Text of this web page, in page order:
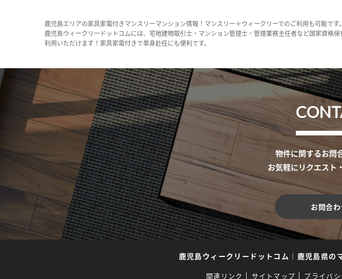
鹿児島エリアの家具家電付きマンスリーマンション情報！マンスリー＋ウィークリーでのご利用も可能で
鹿児島ウィークリードットコムには、宅地建物取引士・マンション管理士・管理業務主任者など国家資
利用いただけます！家具家電付きで単身赴任にも便利です。
物件に関するお問
お気軽にリクエスト
お問合
鹿児島ウィークリードットコム ｜ 鹿児島県の
関連リンク サイトマップ プライバ